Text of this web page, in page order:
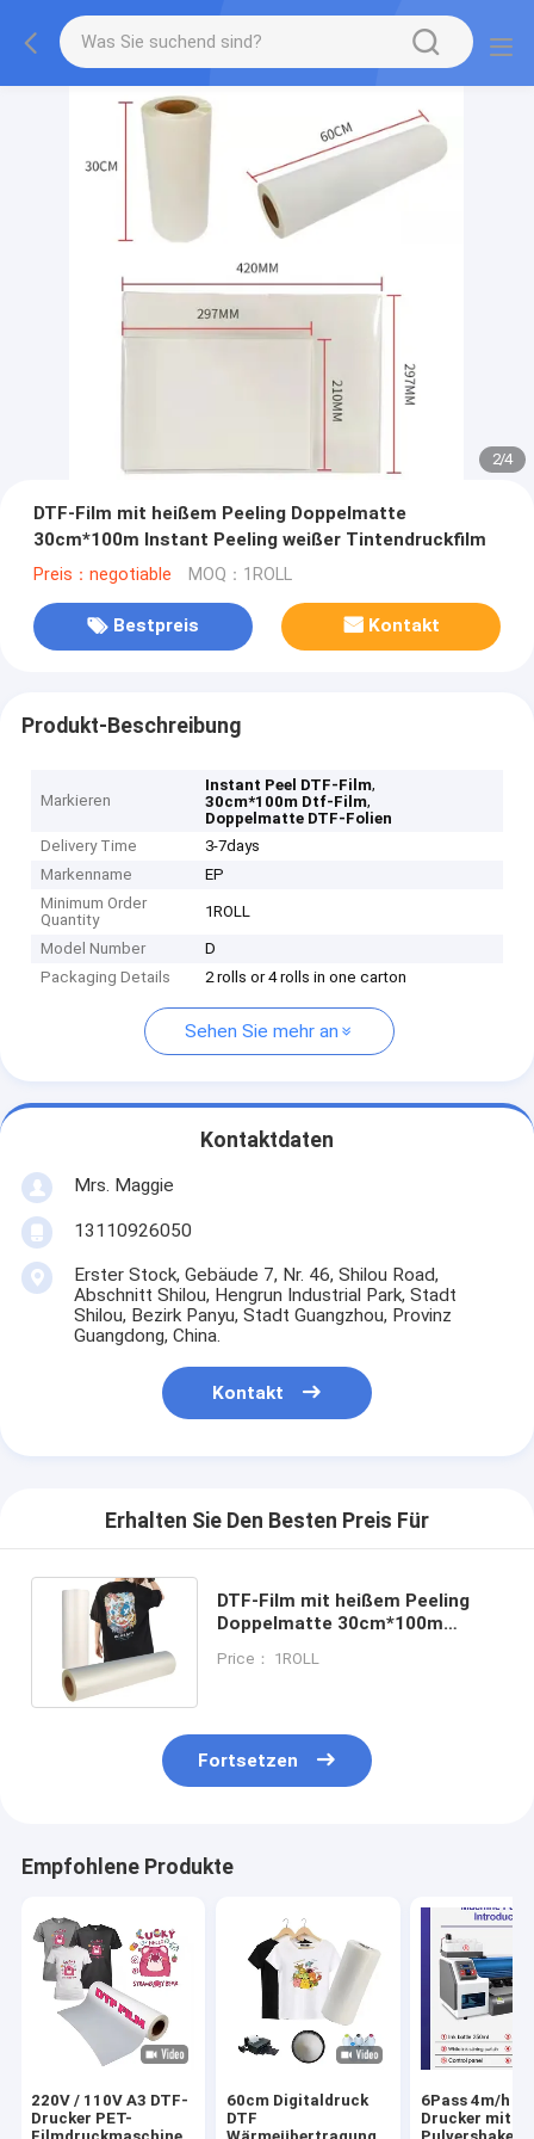
2/4
DTF-Film mit heißem Peeling Doppelmatte
30cm*100m Instant Peeling weißer Tintendruckfilm
Preis：negotiable MOQ：1ROLL
Bestpreis Kontakt
Produkt-Beschreibung
Markieren
Instant Peel DTF-Film,
30cm*100m Dtf-Film,
Doppelmatte DTF-Folien
Delivery Time
3-7days
Markenname
EP
Minimum Order
Quantity
1ROLL
Model Number
D
Packaging Details
2 rolls or 4 rolls in one carton
Sehen Sie mehr an
Kontaktdaten
Mrs. Maggie
13110926050
Erster Stock, Gebäude 7, Nr. 46, Shilou Road,
Abschnitt Shilou, Hengrun Industrial Park, Stadt
Shilou, Bezirk Panyu, Stadt Guangzhou, Provinz
Guangdong, China.
Kontakt
Erhalten Sie Den Besten Preis Für
DTF-Film mit heißem Peeling
Doppelmatte 30cm*100m
Tintendruckfilm
Price： 1ROLL
Fortsetzen
Empfohlene Produkte
220V / 110V A3 DTF-
Drucker PET-
60cm Digitaldruck
DTF
6Pass 4m/h
Drucker mit